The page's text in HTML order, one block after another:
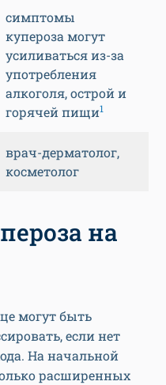
симптомы
купероза могут
усиливаться из-за
употребления
алкоголя, острой и
горячей пищи1
врач-дерматолог,
косметолог
на
могут быть
если нет
На начальной
расширенных